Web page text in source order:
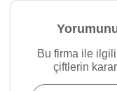
Bu firma ile
çiftlerin